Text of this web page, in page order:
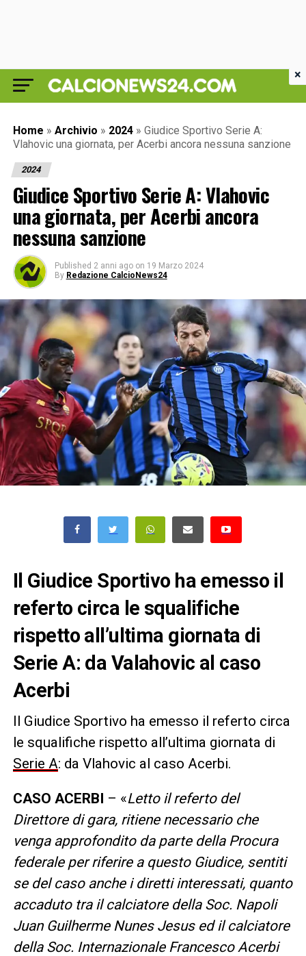
Home » Archivio » 2024 » Giudice Sportivo Serie A:
Vlahovic una giornata, per Acerbi ancora nessuna sanzione
2024
Giudice Sportivo Serie A: Vlahovic
una giornata, per Acerbi ancora
nessuna sanzione
Published 2 anni ago on 19 Marzo 2024
By Redazione CalcioNews24
Il Giudice Sportivo ha emesso il
referto circa le squalifiche
rispetto all’ultima giornata di
Serie A: da Valahovic al caso
Acerbi
Il Giudice Sportivo ha emesso il referto circa
le squalifiche rispetto all’ultima giornata di
Serie A: da Vlahovic al caso Acerbi.
CASO ACERBI – «Letto il referto del
Direttore di gara, ritiene necessario che
venga approfondito da parte della Procura
federale per riferire a questo Giudice, sentiti
se del caso anche i diretti interessati, quanto
accaduto tra il calciatore della Soc. Napoli
Juan Guilherme Nunes Jesus ed il calciatore
della Soc. Internazionale Francesco Acerbi
×